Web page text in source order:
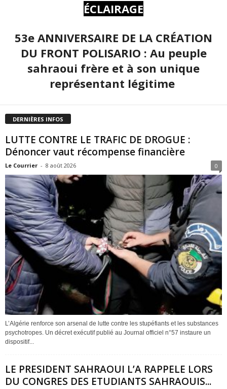
ÉCLAIRAGE
53e ANNIVERSAIRE DE LA CRÉATION
DU FRONT POLISARIO : Au peuple
sahraoui frère et à son unique
représentant légitime
DERNIÈRES INFOS
LUTTE CONTRE LE TRAFIC DE DROGUE :
Dénoncer vaut récompense financière
Le Courrier - 8 août 2026 0
L’Algérie renforce son arsenal de lutte contre les stupéfiants et les substances
psychotropes. Un décret exécutif publié au Journal officiel n°57 instaure un
dispositif...
LE PRESIDENT SAHRAOUI L’A RAPPELE LORS
DU CONGRES DES ETUDIANTS SAHRAOUIS...